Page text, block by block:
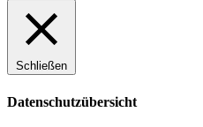
Schließen
Datenschutzübersicht